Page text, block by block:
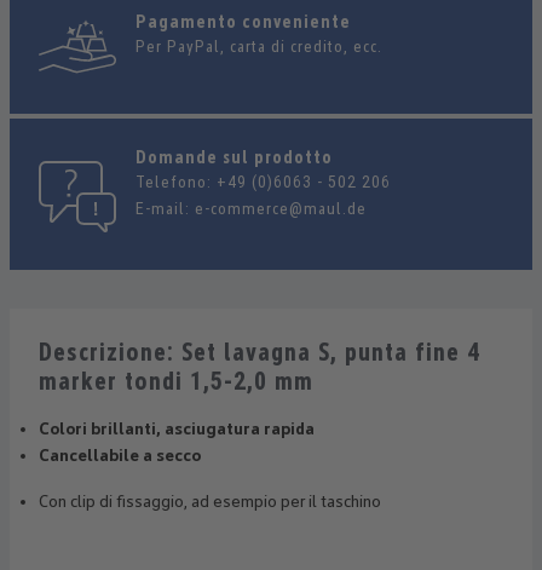
Pagamento conveniente
Per PayPal, carta di credito, ecc.
Domande sul prodotto
Telefono: +49 (0)6063 - 502 206
E-mail: e-commerce@maul.de
Descrizione: Set lavagna S, punta fine 4
marker tondi 1,5-2,0 mm
Colori brillanti, asciugatura rapida
Cancellabile a secco
Con clip di fissaggio, ad esempio per il taschino